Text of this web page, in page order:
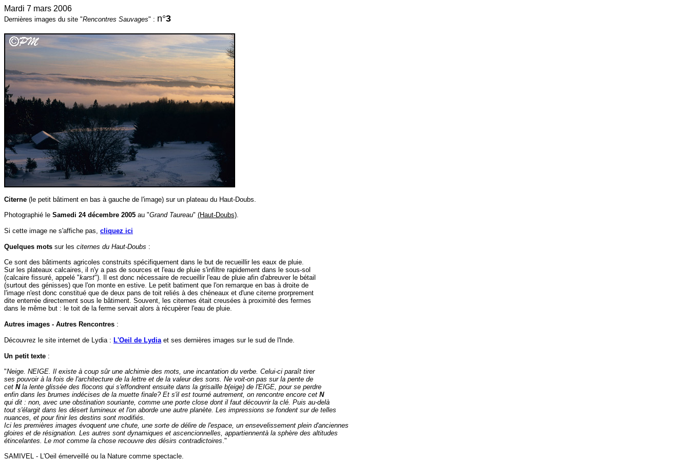
Mardi 7 mars 2006
Dernières images du site "Rencontres Sauvages" : n°3
Citerne (le petit bâtiment en bas à gauche de l'image) sur un plateau du Haut-Doubs.
Photographié le Samedi 24 décembre 2005 au "Grand Taureau" (Haut-Doubs).
Si cette image ne s'affiche pas, cliquez ici
Quelques mots sur les citernes du Haut-Doubs :
Ce sont des bâtiments agricoles construits spécifiquement dans le but de recueillir les eaux de pluie.
Sur les plateaux calcaires, il n'y a pas de sources et l'eau de pluie s'infiltre rapidement dans le sous-sol
(calcaire fissuré, appelé "karst"). Il est donc nécessaire de recueillir l'eau de pluie afin d'abreuver le bétail
(surtout des génisses) que l'on monte en estive. Le petit batiment que l'on remarque en bas à droite de
l'image n'est donc constitué que de deux pans de toit reliés à des chéneaux et d'une citerne prorprement
dite enterrée directement sous le bâtiment. Souvent, les citernes était creusées à proximité des fermes
dans le même but : le toit de la ferme servait alors à récupèrer l'eau de pluie.
Autres images - Autres Rencontres :
Découvrez le site internet de Lydia : L'Oeil de Lydiaet ses dernières images sur le sud de l'Inde.
Un petit texte :
"Neige. NEIGE. Il existe à coup sûr une alchimie des mots, une incantation du verbe. Celui-ci paraît tirer
ses pouvoir à la fois de l'architecture de la lettre et de la valeur des sons. Ne voit-on pas sur la pente de
cet Nla lente glissée des flocons qui s'effondrent ensuite dans la grisaille b(eige) de l'EIGE, pour se perdre
enfin dans les brumes indécises de la muette finale? Et s'il est tourné autrement, on rencontre encore cet N
qui dit : non, avec une obstination souriante, comme une porte close dont il faut découvrir la clé. Puis au-delà
tout s'élargit dans les désert lumineux et l'on aborde une autre planète. Les impressions se fondent sur de telles
nuances, et pour finir les destins sont modifiés.
Ici les premières images évoquent une chute, une sorte de délire de l'espace, un ensevelissement plein d'anciennes
gloires et de résignation. Les autres sont dynamiques et ascencionnelles, appartiennentà la sphère des altitudes
étincelantes. Le mot comme la chose recouvre des désirs contradictoires."
SAMIVEL - L'Oeil émerveillé ou la Nature comme spectacle.